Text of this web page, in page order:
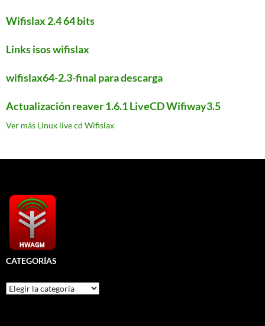
Wifislax 2.4 64 bits
Links isos wifislax
wifislax64-2.3-final para descarga
Actualización reaver 1.6.1 LiveCD Wifiway3.5
Ver más Linux live cd Wifislax
CATEGORÍAS
Categorías